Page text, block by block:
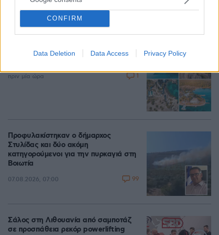
CONFIRM
Data Deletion Data Access Privacy Policy
Γονικές παροχές: Οι παγίδες στις μεταφορές
χρημάτων που μπορεί να κοστίσουν σε φόρο
Πόσο κοστίζει μία εβδομάδα σε βίλες
πριν μία ώρα 1
Προφυλακίστηκαν ο δήμαρχος
Στυλίδας και δύο ακόμη
κατηγορούμενοι για την πυρκαγιά στη
Βοιωτία
07.08.2026, 07:00 99
Σάλος στη Λιθουανία από σαμποτάζ
σε προσπάθεια ρεκόρ powerlifting